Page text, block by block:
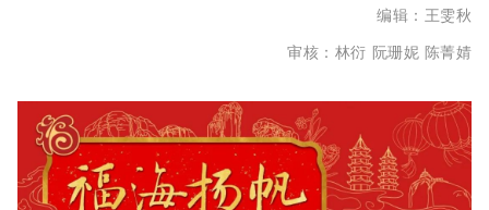
编辑： 王雯秋
审核：林衍 阮珊妮 陈菁婧